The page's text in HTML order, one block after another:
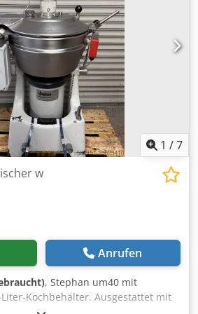
Maschinentaktzahl im Leerlauf:
220V, 50Hz/60Hz. Dodpfx Agev Nk
Sie, daß unsere Neupreise häufig
liegen. Fragen Sie
Sie uns Ihre
- Ab Lager sind i.d.R. immer 30-50
Maschinen sofort verfügbar. Dazu
herzustellenden
Lieferzeiten ab ca. 3 Wochen. - Alle
Garantie erhältlich.
1 /7
w
Anrufen
, Stephan um40 mit
Kochbehälter. Ausgestattet mit